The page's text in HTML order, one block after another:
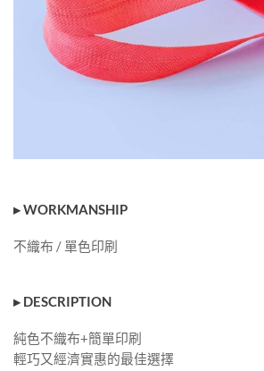
▸ WORKMANSHIP
不織布 / 單色印刷
▸ DESCRIPTION
純色不織布+簡單印刷
輕巧又經濟實惠的最佳選擇